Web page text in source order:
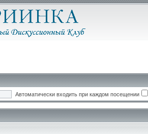
Автоматически входить при каждом посещении